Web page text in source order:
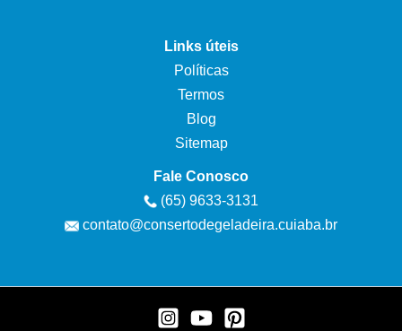
Links úteis
Políticas
Termos
Blog
Sitemap
Fale Conosco
(65) 9633-3131
contato@consertodegeladeira.cuiaba.br